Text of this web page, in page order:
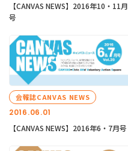
【CANVAS NEWS】2016年10・11月
号
2016.06.01
会報誌CANVAS NEWS
【CANVAS NEWS】2016年6・7月号